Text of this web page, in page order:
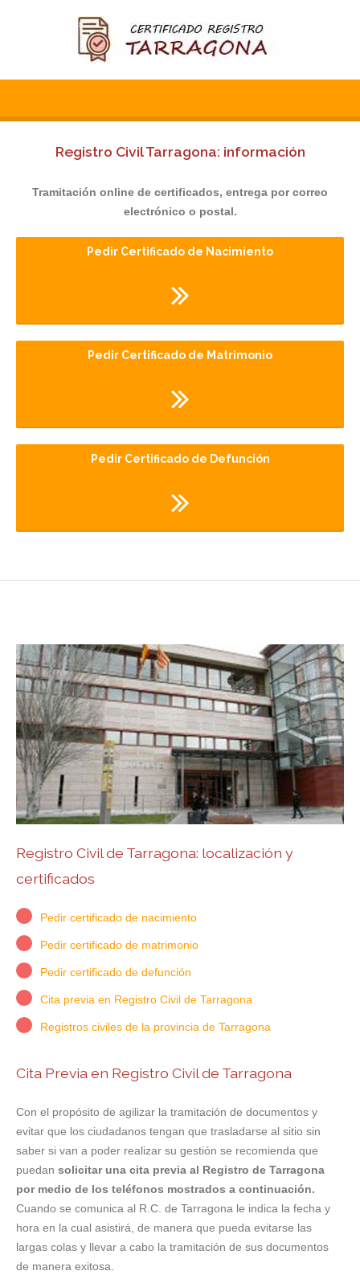
Registro Civil Tarragona: información
Tramitación online de certificados, entrega por correo
electrónico o postal.
Pedir Certificado de Nacimiento
Pedir Certificado de Matrimonio
Pedir Certificado de Defunción
Registro Civil de Tarragona: localización y
certificados
Pedir certificado de nacimiento
Pedir certificado de matrimonio
Pedir certificado de defunción
Cita previa en Registro Civil de Tarragona
Registros civiles de la provincia de Tarragona
Cita Previa en Registro Civil de Tarragona
Con el propósito de agilizar la tramitación de documentos y
evitar que los ciudadanos tengan que trasladarse al sitio sin
saber si van a poder realizar su gestión se recomienda que
puedan solicitar una cita previa al Registro de Tarragona
por medio de los teléfonos mostrados a continuación.
Cuando se comunica al R.C. de Tarragona le indica la fecha y
hora en la cual asistirá, de manera que pueda evitarse las
largas colas y llevar a cabo la tramitación de sus documentos
de manera exitosa.